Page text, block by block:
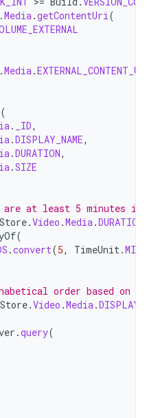
.Media.getContentUri(
.Media.
(
. _ID,
.DISPLAY_NAME,
.DURATION,
.SIZE
are at least 5 minutes in
.Video .Media.DURATION
(
.convert(5, TimeUnit.
order based on
.Video .Media.
.query(